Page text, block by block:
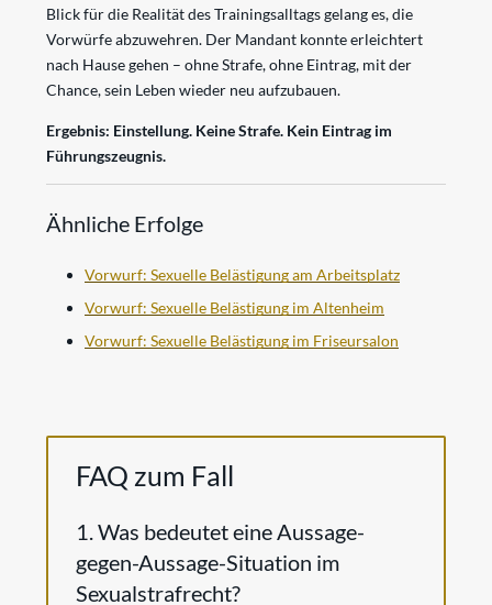
Blick für die Realität des Trainingsalltags gelang es, die
Vorwürfe abzuwehren. Der Mandant konnte erleichtert
nach Hause gehen – ohne Strafe, ohne Eintrag, mit der
Chance, sein Leben wieder neu aufzubauen.
Ergebnis: Einstellung. Keine Strafe. Kein Eintrag im
Führungszeugnis.
Ähnliche Erfolge
Vorwurf: Sexuelle Belästigung am Arbeitsplatz
Vorwurf: Sexuelle Belästigung im Altenheim
Vorwurf: Sexuelle Belästigung im Friseursalon
FAQ zum Fall
1. Was bedeutet eine Aussage-
gegen-Aussage-Situation im
Sexualstrafrecht?